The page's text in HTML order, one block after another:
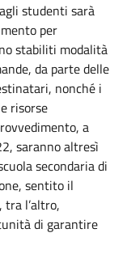
studenti sarà
per
stabiliti modalità
da parte delle
nonché i
risorse
a
saranno altresì
secondaria di
sentito il
tra l’altro,
di garantire